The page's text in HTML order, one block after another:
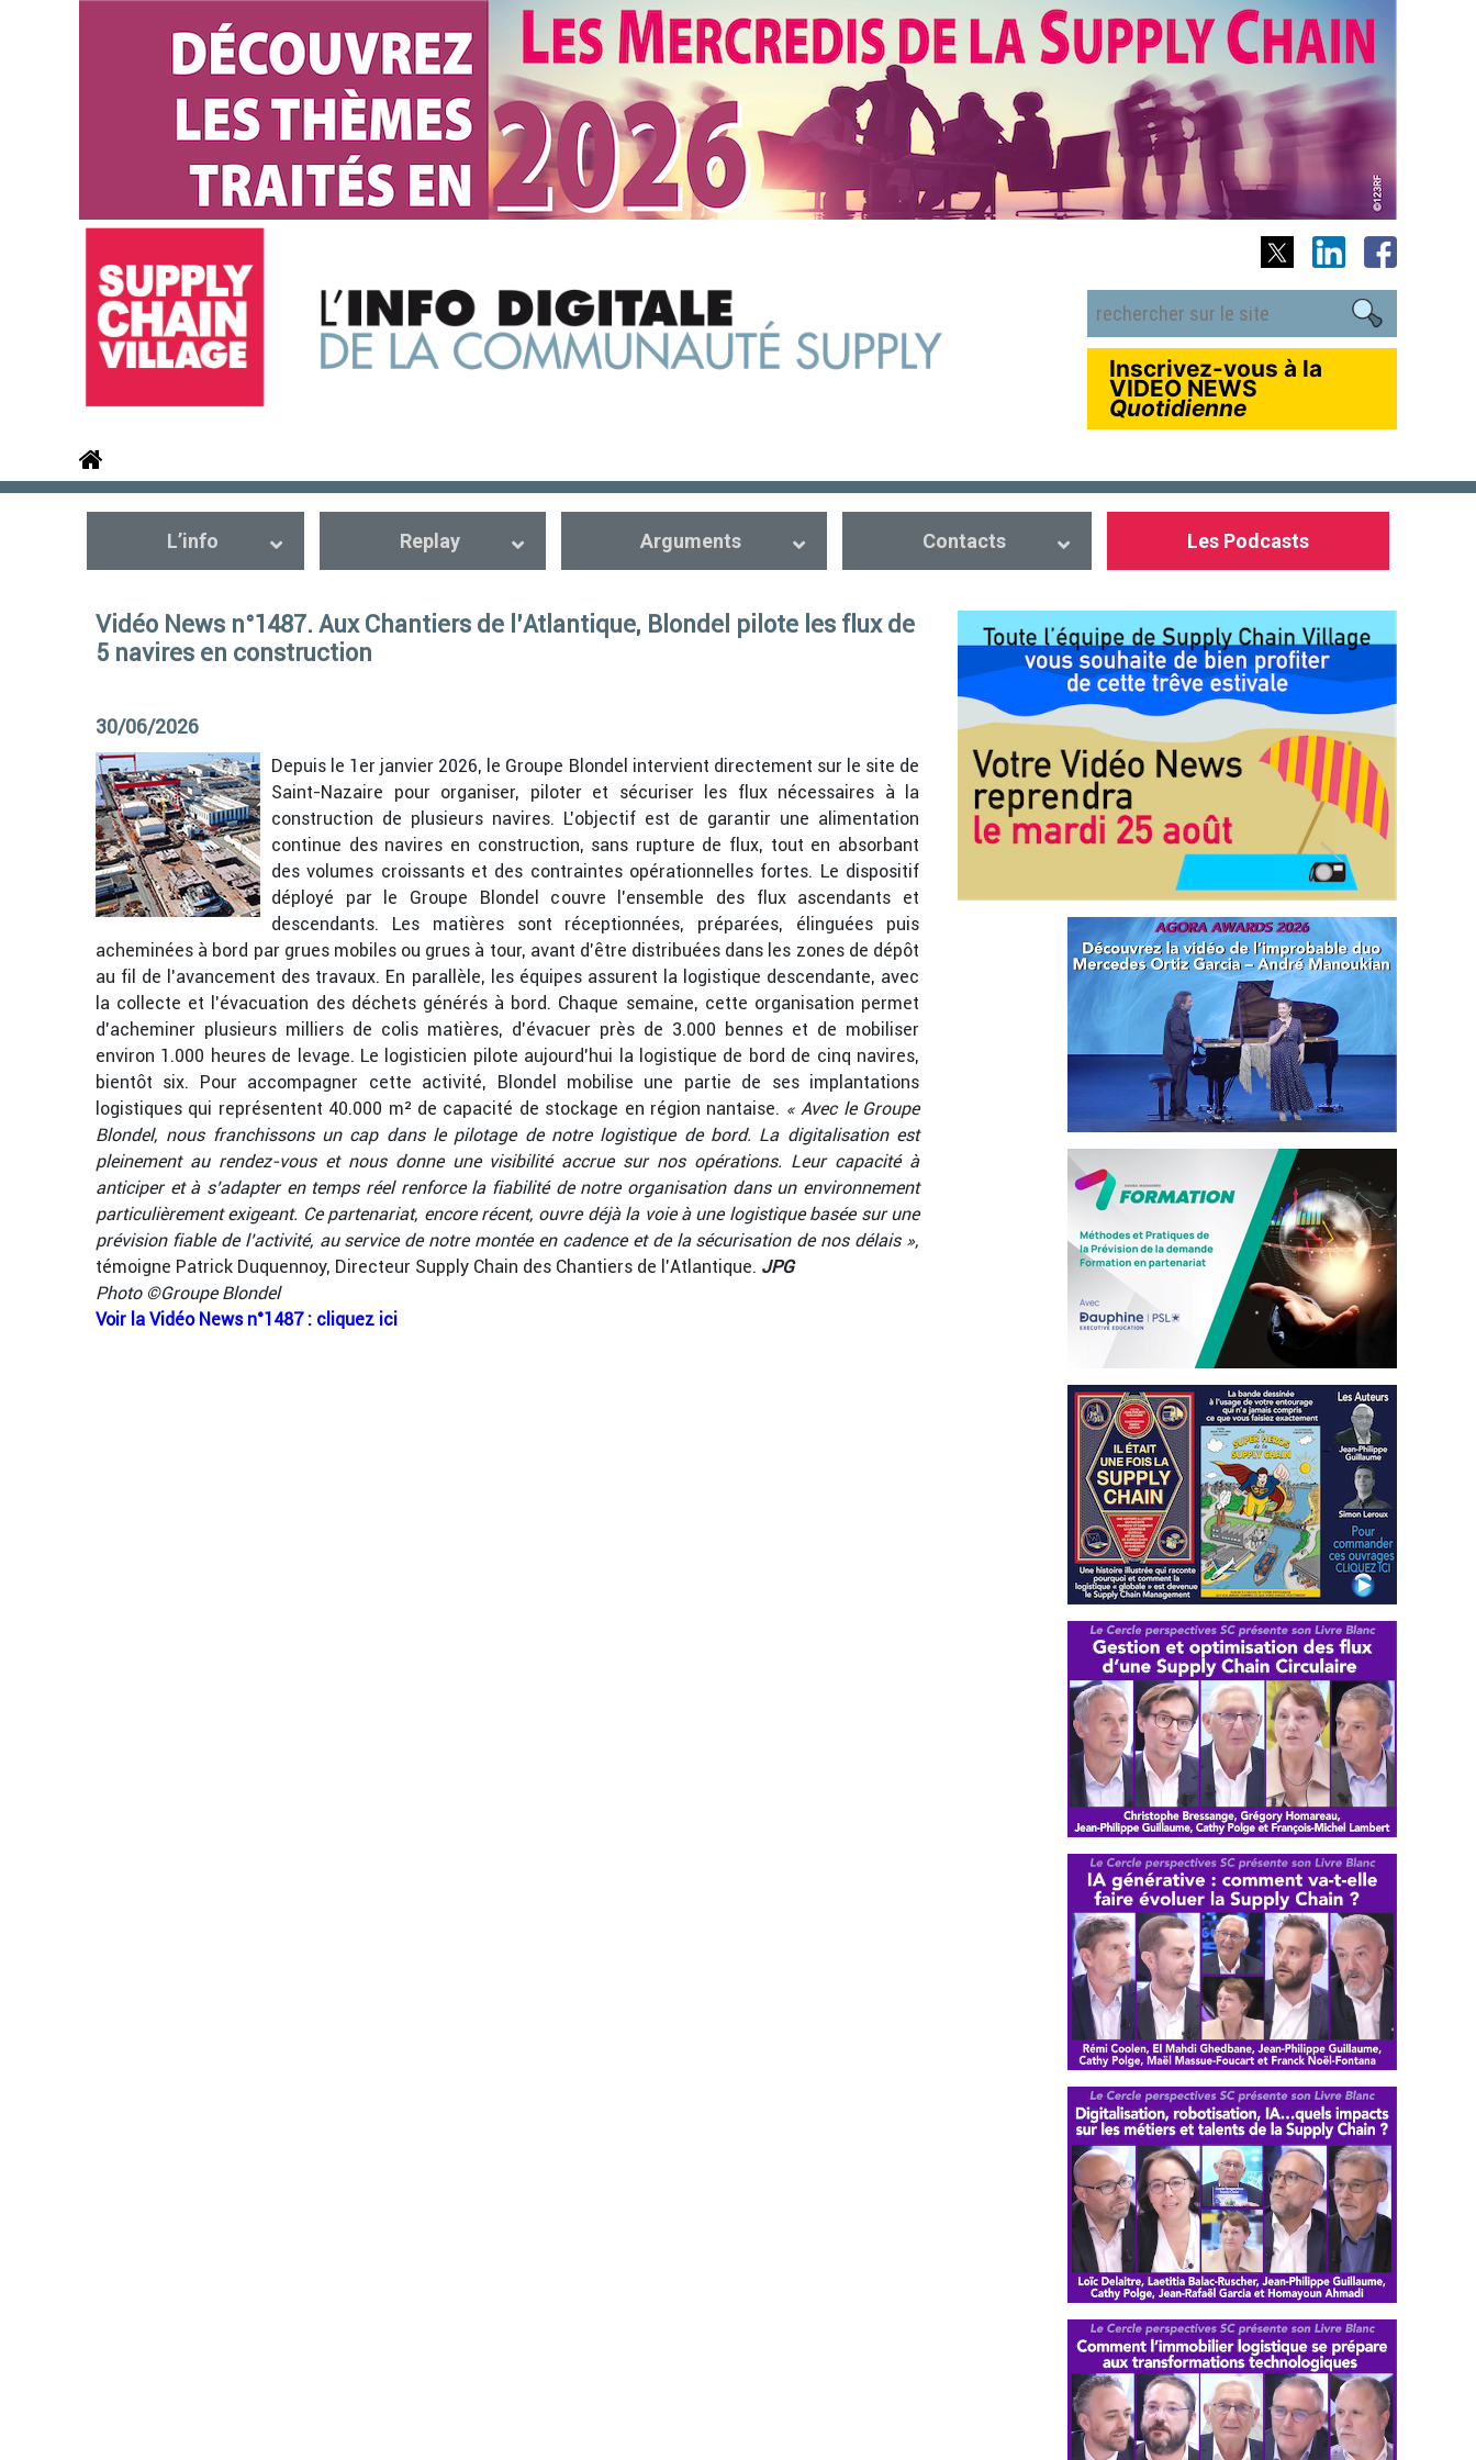
Inscrivez-vous à la
VIDEO NEWS
Quotidienne
L’info Replay Arguments Contacts Les Podcasts
Vidéo News n°1487. Aux Chantiers de l’Atlantique, Blondel pilote les flux de
5 navires en construction
30/06/2026
Depuis le 1er janvier 2026, le Groupe Blondel intervient directement sur le site de
Saint-Nazaire pour organiser, piloter et sécuriser les flux nécessaires à la
construction de plusieurs navires. L’objectif est de garantir une alimentation
continue des navires en construction, sans rupture de flux, tout en absorbant
des volumes croissants et des contraintes opérationnelles fortes. Le dispositif
déployé par le Groupe Blondel couvre l’ensemble des flux ascendants et
descendants. Les matières sont réceptionnées, préparées, élinguées puis
acheminées à bord par grues mobiles ou grues à tour, avant d’être distribuées dans les zones de dépôt
au fil de l’avancement des travaux. En parallèle, les équipes assurent la logistique descendante, avec
la collecte et l’évacuation des déchets générés à bord. Chaque semaine, cette organisation permet
d’acheminer plusieurs milliers de colis matières, d’évacuer près de 3.000 bennes et de mobiliser
environ 1.000 heures de levage. Le logisticien pilote aujourd’hui la logistique de bord de cinq navires,
bientôt six. Pour accompagner cette activité, Blondel mobilise une partie de ses implantations
logistiques qui représentent 40.000 m² de capacité de stockage en région nantaise. « Avec le Groupe
Blondel, nous franchissons un cap dans le pilotage de notre logistique de bord. La digitalisation est
pleinement au rendez-vous et nous donne une visibilité accrue sur nos opérations. Leur capacité à
anticiper et à s’adapter en temps réel renforce la fiabilité de notre organisation dans un environnement
particulièrement exigeant. Ce partenariat, encore récent, ouvre déjà la voie à une logistique basée sur une
prévision fiable de l’activité, au service de notre montée en cadence et de la sécurisation de nos délais »,
témoigne Patrick Duquennoy, Directeur Supply Chain des Chantiers de l’Atlantique. JPG
Photo ©Groupe Blondel
Voir la Vidéo News n°1487 : cliquez ici